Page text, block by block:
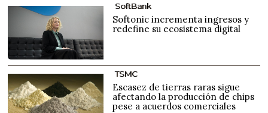
SoftBank
Softonic incrementa ingresos y
redefine su ecosistema digital
TSMC
Escasez de tierras raras sigue
afectando la producción de chips
pese a acuerdos comerciales